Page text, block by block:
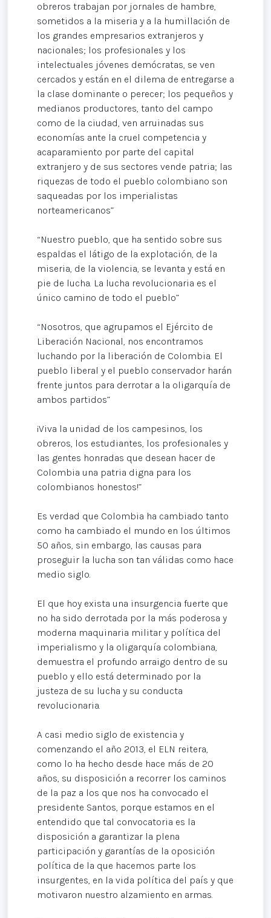
obreros trabajan por jornales de hambre,
sometidos a la miseria y a la humillación de
los grandes empresarios extranjeros y
nacionales; los profesionales y los
intelectuales jóvenes demócratas, se ven
cercados y están en el dilema de entregarse a
la clase dominante o perecer; los pequeños y
medianos productores, tanto del campo
como de la ciudad, ven arruinadas sus
economías ante la cruel competencia y
acaparamiento por parte del capital
extranjero y de sus sectores vende patria; las
riquezas de todo el pueblo colombiano son
saqueadas por los imperialistas
norteamericanos”
“Nuestro pueblo, que ha sentido sobre sus
espaldas el látigo de la explotación, de la
miseria, de la violencia, se levanta y está en
pie de lucha. La lucha revolucionaria es el
único camino de todo el pueblo”
“Nosotros, que agrupamos el Ejército de
Liberación Nacional, nos encontramos
luchando por la liberación de Colombia. El
pueblo liberal y el pueblo conservador harán
frente juntos para derrotar a la oligarquía de
ambos partidos”
¡Viva la unidad de los campesinos, los
obreros, los estudiantes, los profesionales y
las gentes honradas que desean hacer de
Colombia una patria digna para los
colombianos honestos!”
Es verdad que Colombia ha cambiado tanto
como ha cambiado el mundo en los últimos
50 años, sin embargo, las causas para
proseguir la lucha son tan válidas como hace
medio siglo.
El que hoy exista una insurgencia fuerte que
no ha sido derrotada por la más poderosa y
moderna maquinaria militar y política del
imperialismo y la oligarquía colombiana,
demuestra el profundo arraigo dentro de su
pueblo y ello está determinado por la
justeza de su lucha y su conducta
revolucionaria.
A casi medio siglo de existencia y
comenzando el año 2013, el ELN reitera,
como lo ha hecho desde hace más de 20
años, su disposición a recorrer los caminos
de la paz a los que nos ha convocado el
presidente Santos, porque estamos en el
entendido que tal convocatoria es la
disposición a garantizar la plena
participación y garantías de la oposición
política de la que hacemos parte los
insurgentes, en la vida política del país y que
motivaron nuestro alzamiento en armas.